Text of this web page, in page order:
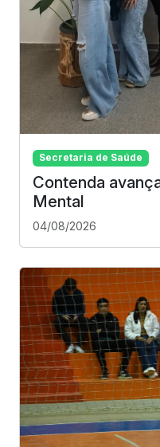
Secretaria de Saúde
Contenda
Mental
04/08/2026